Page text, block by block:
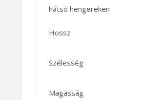
hátsó hengereken
Hossz
Szélesség
Magasság